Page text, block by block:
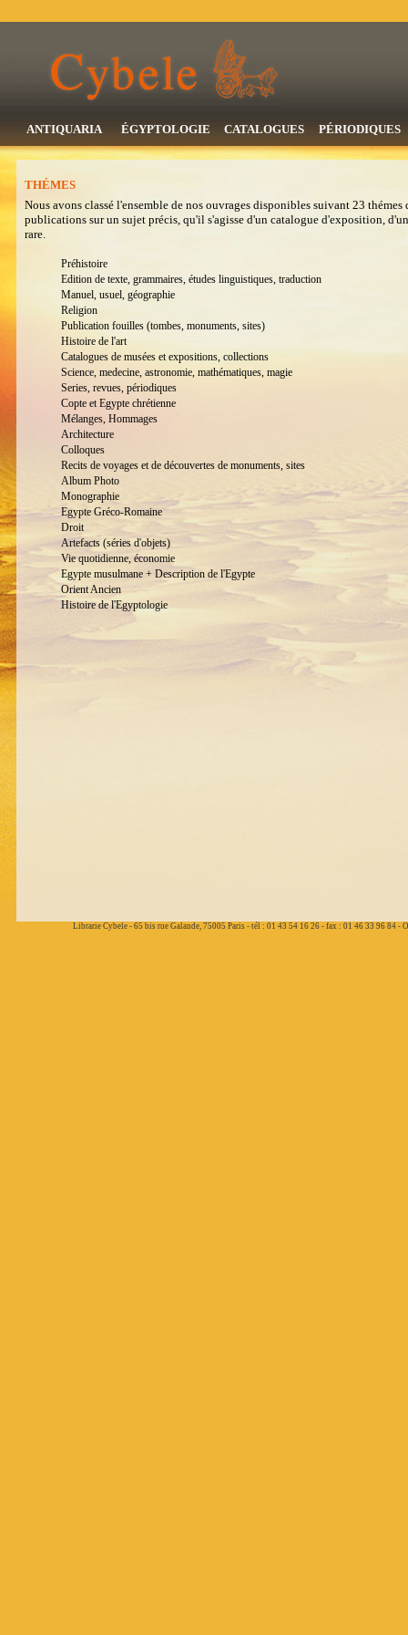
ANTIQUARIA ÉGYPTOLOGIE CATALOGUES PÉRIODIQUES
THÉMES
Nous avons classé l'ensemble de nos ouvrages disponibles suivant 23
publications sur un sujet précis, qu'il s'agisse d'un catalogue d'exposition,
rare.
Préhistoire
Edition de texte, grammaires, études linguistiques, traduction
Manuel, usuel, géographie
Religion
Publication fouilles (tombes, monuments, sites)
Histoire de l'art
Catalogues de musées et expositions, collections
Science, medecine, astronomie, mathématiques, magie
Series, revues, périodiques
Copte et Egypte chrétienne
Mélanges, Hommages
Architecture
Colloques
Recits de voyages et de découvertes de monuments, sites
Album Photo
Monographie
Egypte Gréco-Romaine
Droit
Artefacts (séries d'objets)
Vie quotidienne, économie
Egypte musulmane + Description de l'Egypte
Orient Ancien
Histoire de l'Egyptologie
Librarie Cybele - 65 bis rue Galande, 75005 Paris - tél : 01 43 54 16 26 - fax : 01 46 33 96 84